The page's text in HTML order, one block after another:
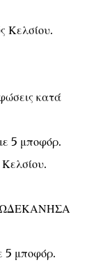
Κελσίου.
κατά
5 μποφόρ.
5 μποφόρ.